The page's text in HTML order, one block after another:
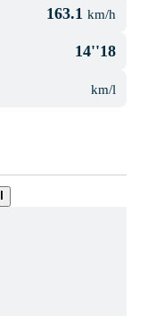
163.1 km/h
14''18
km/l